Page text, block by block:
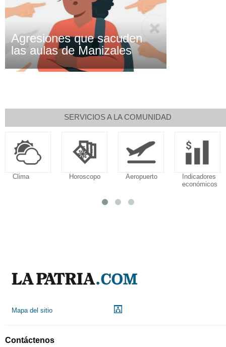
Agresiones que sacuden
las aulas de Manizales
SERVICIOS A LA COMUNIDAD
Horoscopo Aeropuerto
Indicadores
Mapa del sitio
Contáctenos